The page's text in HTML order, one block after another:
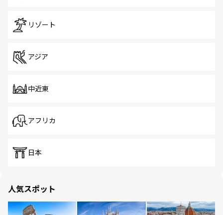
リゾート
アジア
中近東
アフリカ
日本
人気スポット